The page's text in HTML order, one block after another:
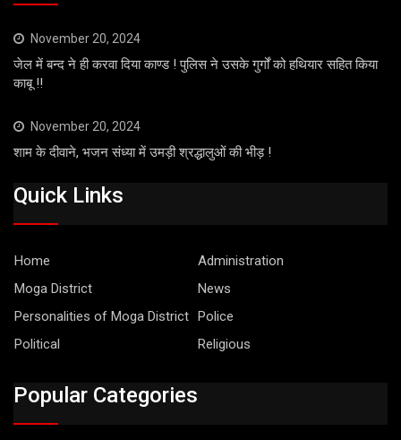
November 20, 2024
जेल में बन्द ने ही करवा दिया काण्ड ! पुलिस ने उसके गुर्गों को हथियार सहित किया
काबू !!
November 20, 2024
शाम के दीवाने, भजन संध्या में उमड़ी श्रद्धालुओं की भीड़ !
Quick Links
Home
Administration
Moga District
News
Personalities of Moga District Police
Political
Religious
Popular Categories